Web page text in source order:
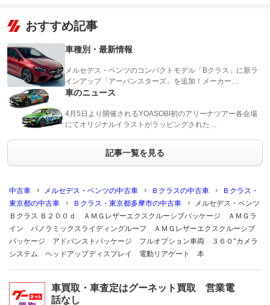
おすすめ記事
車種別・最新情報
メルセデス・ベンツのコンパクトモデル「Bクラス」に新ラ
インアップ「アーバンスターズ」を追加！メーカー…
車のニュース
4月5日より開催されるYOASOBI初のアリーナツアー各会場
にてオリジナルイラストがラッピングされた…
記事一覧を見る
中古車 メルセデス・ベンツの中古車 Ｂクラスの中古車
Ｂクラス・
東京都の中古車
Ｂクラス・東京都多摩市の中古車
メルセデス・ベンツ
Ｂクラス Ｂ２００ｄ ＡＭＧレザーエクスクルーシブパッケージ ＡＭＧラ
イン パノラミックスライディングルーフ ＡＭＧレザーエクスクルーシブ
パッケージ アドバンストパッケージ フルオプション車両 ３６０°カメラ
システム ヘッドアップディスプレイ 電動リアゲート 本
車買取・車査定はグーネット買取 営業電
話なし